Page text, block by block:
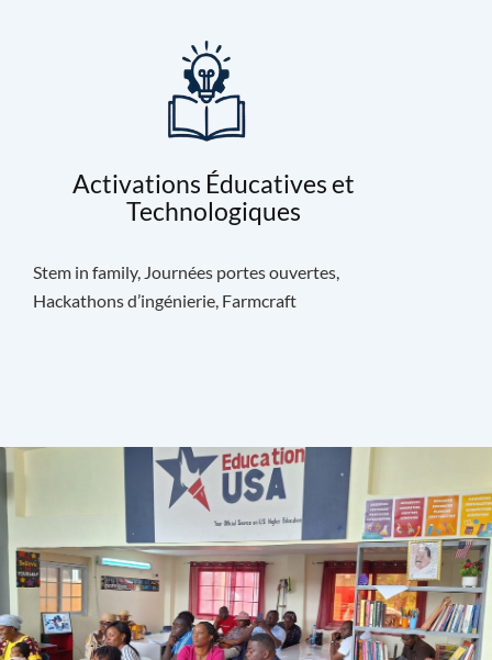
Activations Éducatives et
Technologiques
Stem in family, Journées portes ouvertes,
Hackathons d’ingénierie, Farmcraft